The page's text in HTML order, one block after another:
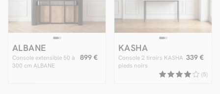
ALBANE
Console extensible 50 à
300 cm ALBANE
899 €
KASHA
Console 2 tiroirs KASHA
pieds noirs
339 €
(5)